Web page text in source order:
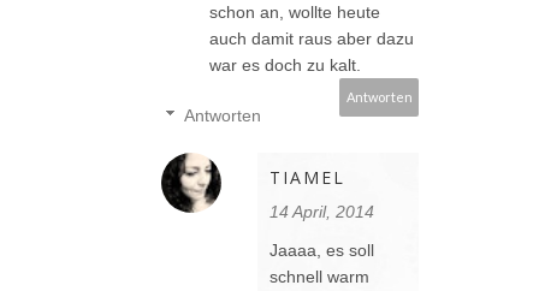
schon an, wollte heute
auch damit raus aber dazu
war es doch zu kalt.
Antworten
Antworten
TIAMEL
14 April, 2014
Jaaaa, es soll
schnell warm